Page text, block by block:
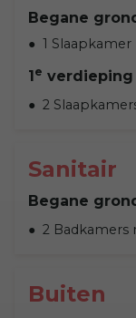
Begane
1
1 e verdieping
2
Sanitair
Begane
2 Badkamers
Buiten